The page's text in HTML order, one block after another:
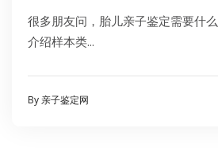
很多朋友问，胎儿亲子鉴定需要什
介绍样本类...
By 亲子鉴定网